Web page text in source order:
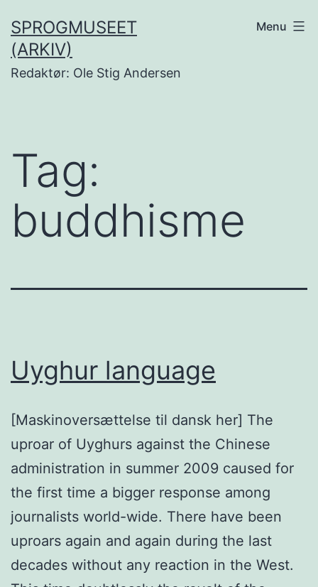
til
indhold
SPROGMUSEET
(ARKIV)
Redaktør: Ole Stig Andersen
Menu
Tag:
buddhisme
Uyghur language
[Maskinoversættelse til dansk her] The
uproar of Uyghurs against the Chinese
administration in summer 2009 caused for
the first time a bigger response among
journalists world-wide. There have been
uproars again and again during the last
decades without any reaction in the West.